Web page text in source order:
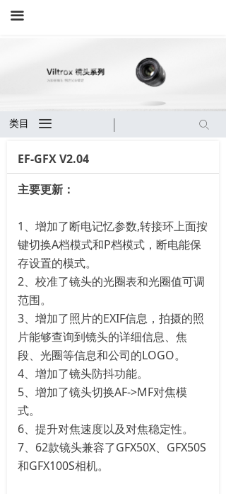
끀
EF-GFX V2.04
主要更新：
1、增加了断电记忆参数,转接环上面按
键切换A档模式和P档模式，断电能保
存设置的模式。
2、校准了镜头的光圈表和光圈值可调
范围。
3、增加了照片的EXIF信息，拍摄的照
片能够查询到镜头的详细信息、焦
段、光圈等信息和公司的LOGO。
4、增加了镜头防抖功能。
5、增加了镜头切换AF->MF对焦模
式。
6、提升对焦速度以及对焦稳定性。
7、62款镜头兼容了GFX50X、GFX50S
和GFX100S相机。
ꄙ
类目 끀